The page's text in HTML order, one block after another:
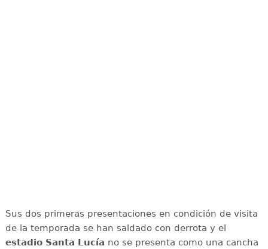
Sus dos primeras presentaciones en condición de visita
de la temporada se han saldado con derrota y el
estadio Santa Lucía no se presenta como una cancha